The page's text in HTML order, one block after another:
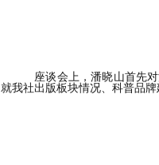
座谈会上，潘晓山首先
就我社出版板块情况、科普品